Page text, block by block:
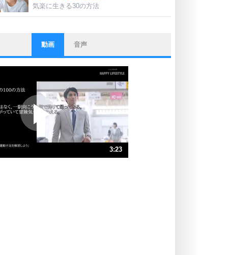
気楽に生きる30の方法
ストレス対策
他人と比べない。
いっそのこと、他人を見ない。
プラス思考
ポジティブになれない原因は、行動
しないから。
ポジティブ思考になる30の方法
ストレス対策
動画 音声
3:23